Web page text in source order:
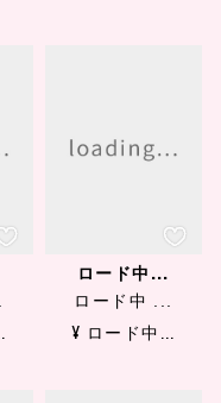
ロード中...
ロード中 ...
¥ ロード中...